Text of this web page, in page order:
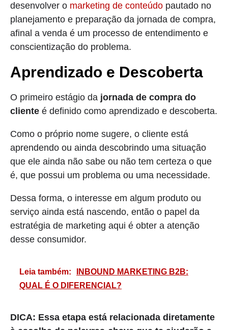
desenvolver o marketing de conteúdo pautado no
planejamento e preparação da jornada de compra,
afinal a venda é um processo de entendimento e
conscientização do problema.
Aprendizado e Descoberta
O primeiro estágio da jornada de compra do
cliente é definido como aprendizado e descoberta.
Como o próprio nome sugere, o cliente está
aprendendo ou ainda descobrindo uma situação
que ele ainda não sabe ou não tem certeza o que
é, que possui um problema ou uma necessidade.
Dessa forma, o interesse em algum produto ou
serviço ainda está nascendo, então o papel da
estratégia de marketing aqui é obter a atenção
desse consumidor.
Leia também:
INBOUND MARKETING B2B:
QUAL É O DIFERENCIAL?
DICA: Essa etapa está relacionada diretamente